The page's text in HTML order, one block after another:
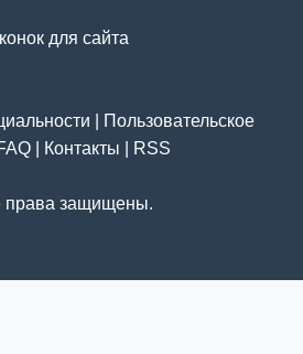
для сайта
Пользовательское
Контакты RSS
права защищены.